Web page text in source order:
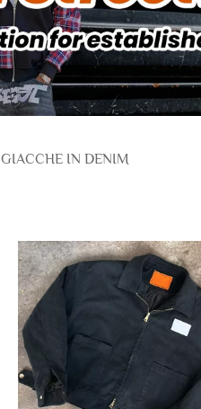
GIACCHE IN DENIM